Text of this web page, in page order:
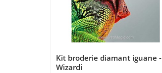
Kit broderie diamant iguane -
Wizardi